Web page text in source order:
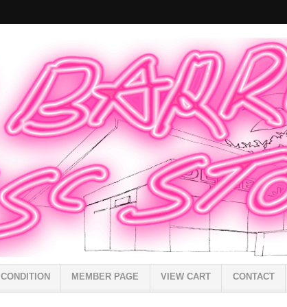
CONDITION MEMBER PAGE VIEW CART CONTACT